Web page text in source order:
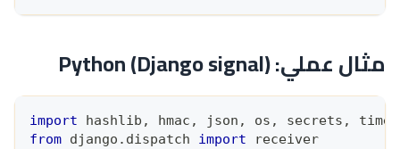
مثال عملي: Python (Django signal)
import hashlib , hmac , json , os , secrets , time
from django . dispatch import receiver